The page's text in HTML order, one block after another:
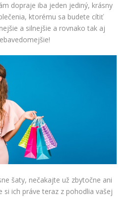
dopraje iba jeden jediný, krásny
ktorému sa budete cítiť
a silnejšie a rovnako tak aj
šaty, nečakajte už zbytočne ani
si ich práve teraz z pohodlia vašej